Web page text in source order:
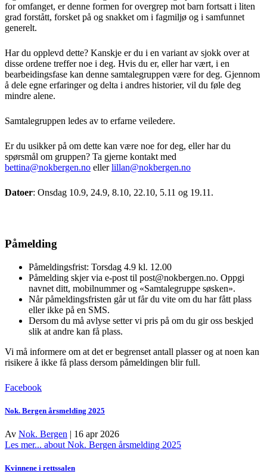
for omfanget, er denne formen for overgrep mot barn fortsatt i liten
grad forstått, forsket på og snakket om i fagmiljø og i samfunnet
generelt.
Har du opplevd dette? Kanskje er du i en variant av sjokk over at
disse ordene treffer noe i deg. Hvis du er, eller har vært, i en
bearbeidingsfase kan denne samtalegruppen være for deg. Gjennom
å dele egne erfaringer og delta i andres historier, vil du føle deg
mindre alene.
Samtalegruppen ledes av to erfarne veiledere.
Er du usikker på om dette kan være noe for deg, eller hardu
spørsmål om gruppen? Ta gjerne kontakt med
bettina@nokbergen.no ellerlillan@nokbergen.no
Datoer: Onsdag 10.9, 24.9, 8.10, 22.10, 5.11 og 19.11.
Påmelding
Påmeldingsfrist: Torsdag 4.9 kl. 12.00
Påmelding skjer via e-post til post@nokbergen.no. Oppgi
navnet ditt, mobilnummer og «Samtalegruppe søsken».
Når påmeldingsfristen går ut får du vite om du har fått plass
eller ikke på en SMS.
Dersom du må avlyse setter vi pris på om du gir oss beskjed
slik at andre kan få plass.
Vi må informere om at det er begrenset antall plasser og at noen kan
risikere å ikke få plass dersom påmeldingen blir full.
Facebook
Nok. Bergen årsmelding 2025
Av Nok. Bergen | 16 apr 2026
Les mer... about Nok. Bergen årsmelding 2025
Kvinnene i rettssalen